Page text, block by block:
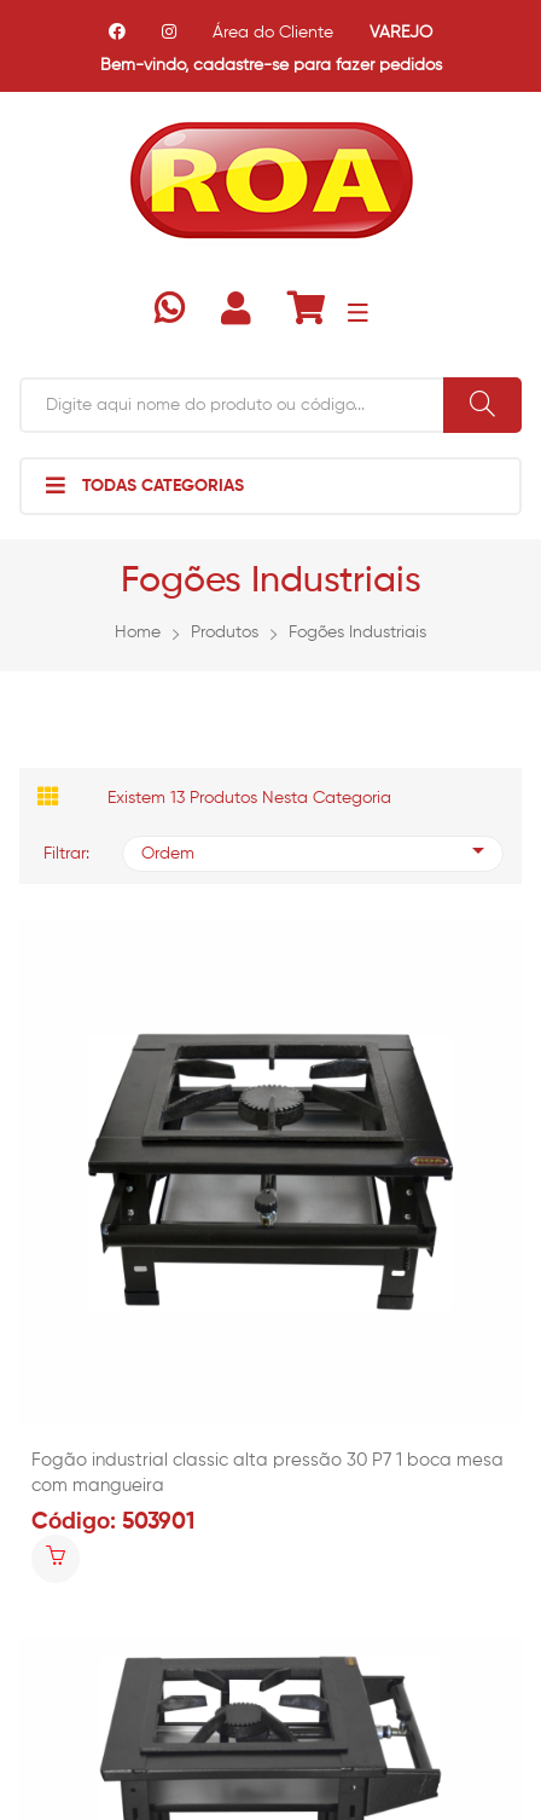
Bem-vindo, cadastre-se para fazer pedidos
Área do Cliente VAREJO
TODAS CATEGORIAS
Fogões Industriais
Home Produtos Fogões Industriais
Existem 13 Produtos Nesta Categoria
Filtrar: Ordem
Fogão industrial classic alta pressão 30 P7 1 boca mesa
com mangueira
Código: 503901